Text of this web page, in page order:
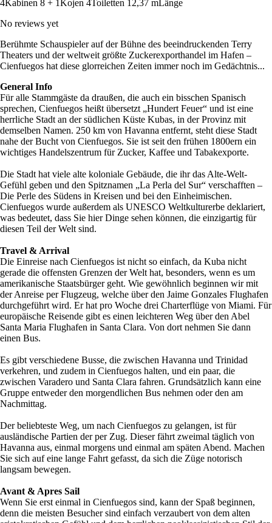
4Kabinen 8 + 1 Kojen 4Toiletten 12,37 m Länge
No reviews yet
Berühmte Schauspieler auf der Bühne des beeindruckenden Terry
Theaters und der weltweit größte Zuckerexporthandel im Hafen –
Cienfuegos hat diese glorreichen Zeiten immer noch im Gedächtnis...
General Info
Für alle Stammgäste da draußen, die auch ein bisschen Spanisch
sprechen, Cienfuegos heißt übersetzt „Hundert Feuer“ und ist eine
herrliche Stadt an der südlichen Küste Kubas, in der Provinz mit
demselben Namen. 250 km von Havanna entfernt, steht diese Stadt
nahe der Bucht von Cienfuegos. Sie ist seit den frühen 1800ern ein
wichtiges Handelszentrum für Zucker, Kaffee und Tabakexporte.
Die Stadt hat viele alte koloniale Gebäude, die ihr das Alte-Welt-
Gefühl geben und den Spitznamen „La Perla del Sur“ verschafften –
Die Perle des Südens in Kreisen und bei den Einheimischen.
Cienfuegos wurde außerdem als UNESCO Weltkulturerbe deklariert,
was bedeutet, dass Sie hier Dinge sehen können, die einzigartig für
diesen Teil der Welt sind.
Travel & Arrival
Die Einreise nach Cienfuegos ist nicht so einfach, da Kuba nicht
gerade die offensten Grenzen der Welt hat, besonders, wenn es um
amerikanische Staatsbürger geht. Wie gewöhnlich beginnen wir mit
der Anreise per Flugzeug, welche über den Jaime Gonzales Flughafen
durchgeführt wird. Er hat pro Woche drei Charterflüge von Miami. Für
europäische Reisende gibt es einen leichteren Weg über den Abel
Santa Maria Flughafen in Santa Clara. Von dort nehmen Sie dann
einen Bus.
Es gibt verschiedene Busse, die zwischen Havanna und Trinidad
verkehren, und zudem in Cienfuegos halten, und ein paar, die
zwischen Varadero und Santa Clara fahren. Grundsätzlich kann eine
Gruppe entweder den morgendlichen Bus nehmen oder den am
Nachmittag.
Der beliebteste Weg, um nach Cienfuegos zu gelangen, ist für
ausländische Partien der per Zug. Dieser fährt zweimal täglich von
Havanna aus, einmal morgens und einmal am späten Abend. Machen
Sie sich auf eine lange Fahrt gefasst, da sich die Züge notorisch
langsam bewegen.
Avant & Apres Sail
Wenn Sie erst einmal in Cienfuegos sind, kann der Spaß beginnen,
denn die meisten Besucher sind einfach verzaubert von dem alten